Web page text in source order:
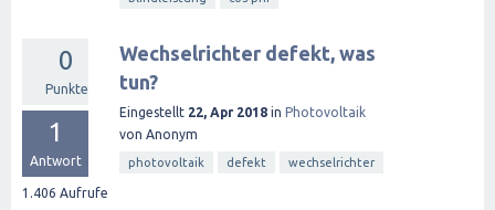
0
Punkte
1
Antwort
1.406 Aufrufe
Wechselrichter defekt, was
tun?
Eingestellt 22, Apr 2018 in Photovoltaik
von Anonym
photovoltaik defekt wechselrichter